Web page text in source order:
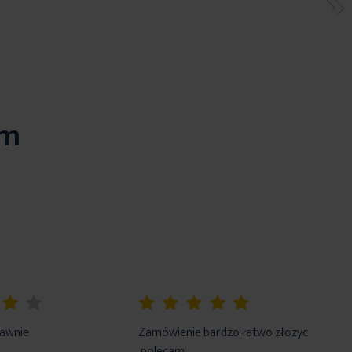
Zamówienie bardzo łatwo złozyc